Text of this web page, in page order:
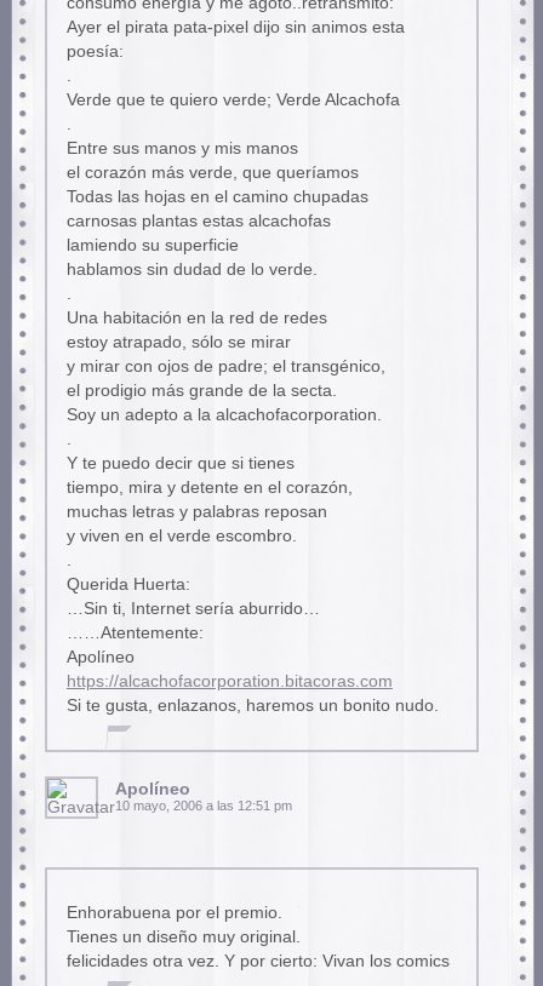
Ayer el pirata pata-pixel dijo sin animos esta
poesía:
.
Verde que te quiero verde; Verde Alcachofa
.
Entre sus manos y mis manos
el corazón más verde, que queríamos
Todas las hojas en el camino chupadas
carnosas plantas estas alcachofas
lamiendo su superficie
hablamos sin dudad de lo verde.
.
Una habitación en la red de redes
estoy atrapado, sólo se mirar
y mirar con ojos de padre; el transgénico,
el prodigio más grande de la secta.
Soy un adepto a la alcachofacorporation.
.
Y te puedo decir que si tienes
tiempo, mira y detente en el corazón,
muchas letras y palabras reposan
y viven en el verde escombro.
.
Querida Huerta:
…Sin ti, Internet sería aburrido…
……Atentemente:
Apolíneo
https://alcachofacorporation.bitacoras.com
Si te gusta, enlazanos, haremos un bonito nudo.
Apolíneo
10 mayo, 2006 a las 12:51 pm
Enhorabuena por el premio.
Tienes un diseño muy original.
felicidades otra vez. Y por cierto: Vivan los comics